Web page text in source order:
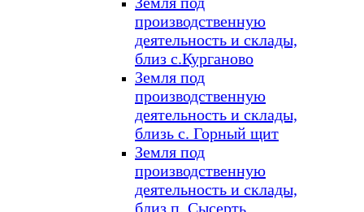
производственную
деятельность и склады,
близ с.Курганово
Земля под
производственную
деятельность и склады,
близь с. Горный щит
Земля под
производственную
деятельность и склады,
близ п. Сысерть